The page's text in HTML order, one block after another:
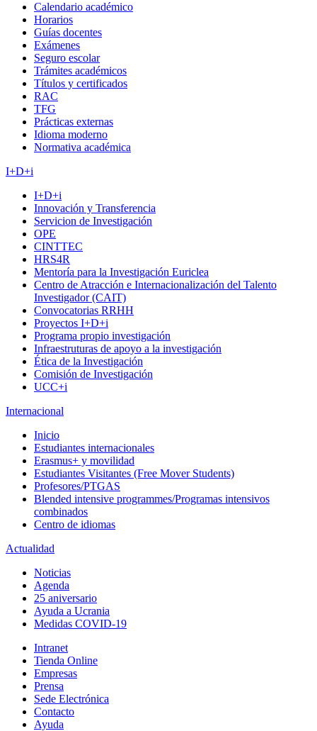
Calendario académico
Horarios
Guías docentes
Exámenes
Seguro escolar
Trámites académicos
Títulos y certificados
RAC
TFG
Prácticas externas
Idioma moderno
Normativa académica
I+D+i
I+D+i
Innovación y Transferencia
Servicion de Investigación
OPE
CINTTEC
HRS4R
Mentoría para la Investigación Euriclea
Centro de Atracción e Internacionalización del Talento
Investigador (CAIT)
Convocatorias RRHH
Proyectos I+D+i
Programa propio investigación
Infraestruturas de apoyo a la investigación
Ética de la Investigación
Comisión de Investigación
UCC+i
Internacional
Inicio
Estudiantes internacionales
Erasmus+ y movilidad
Estudiantes Visitantes (Free Mover Students)
Profesores/PTGAS
Blended intensive programmes/Programas intensivos
combinados
Centro de idiomas
Actualidad
Noticias
Agenda
25 aniversario
Ayuda a Ucrania
Medidas COVID-19
Intranet
Tienda Online
Empresas
Prensa
Sede Electrónica
Contacto
Ayuda